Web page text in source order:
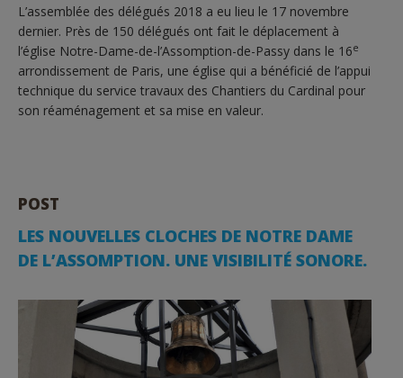
L’assemblée des délégués 2018 a eu lieu le 17 novembre
dernier. Près de 150 délégués ont fait le déplacement à
l’église Notre-Dame-de-l’Assomption-de-Passy dans le 16e
arrondissement de Paris, une église qui a bénéficié de l’appui
technique du service travaux des Chantiers du Cardinal pour
son réaménagement et sa mise en valeur.
POST
LES NOUVELLES CLOCHES DE NOTRE DAME
DE L’ASSOMPTION. UNE VISIBILITÉ SONORE.